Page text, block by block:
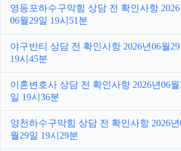
영등포하수구막힘 상담 전 확인사항 2026
06월29일 19시51분
야구반티 상담 전 확인사항 2026년06월29
19시45분
이혼변호사 상담 전 확인사항 2026년06월
일 19시36분
양천하수구막힘 상담 전 확인사항 2026년
월29일 19시29분